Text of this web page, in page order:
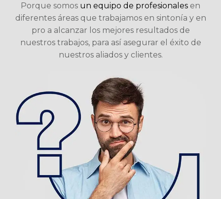
Porque somos un equipo de profesionales en
diferentes áreas que trabajamos en sintonía y en
pro a alcanzar los mejores resultados de
nuestros trabajos, para así asegurar el éxito de
nuestros aliados y clientes.